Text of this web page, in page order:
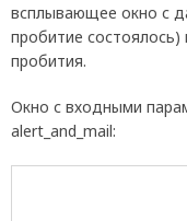
всплывающее окно с
пробитие
пробития.
Окно с входными
alert_and_mail: